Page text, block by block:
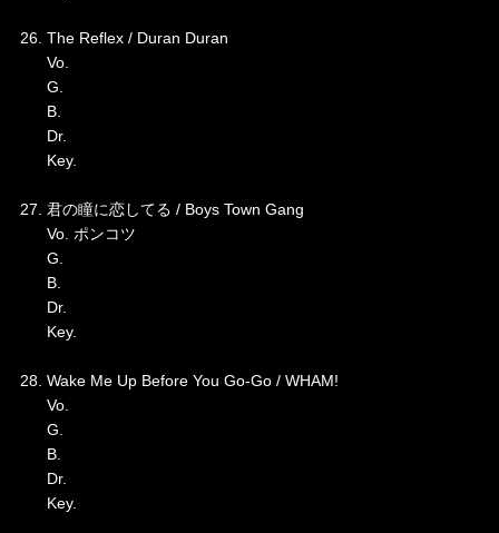
26. The Reflex / Duran Duran
Vo.
G.
B.
Dr.
Key.
27. 君の瞳に恋してる / Boys Town Gang
Vo. ポンコツ
G.
B.
Dr.
Key.
28. Wake Me Up Before You Go-Go / WHAM!
Vo.
G.
B.
Dr.
Key.